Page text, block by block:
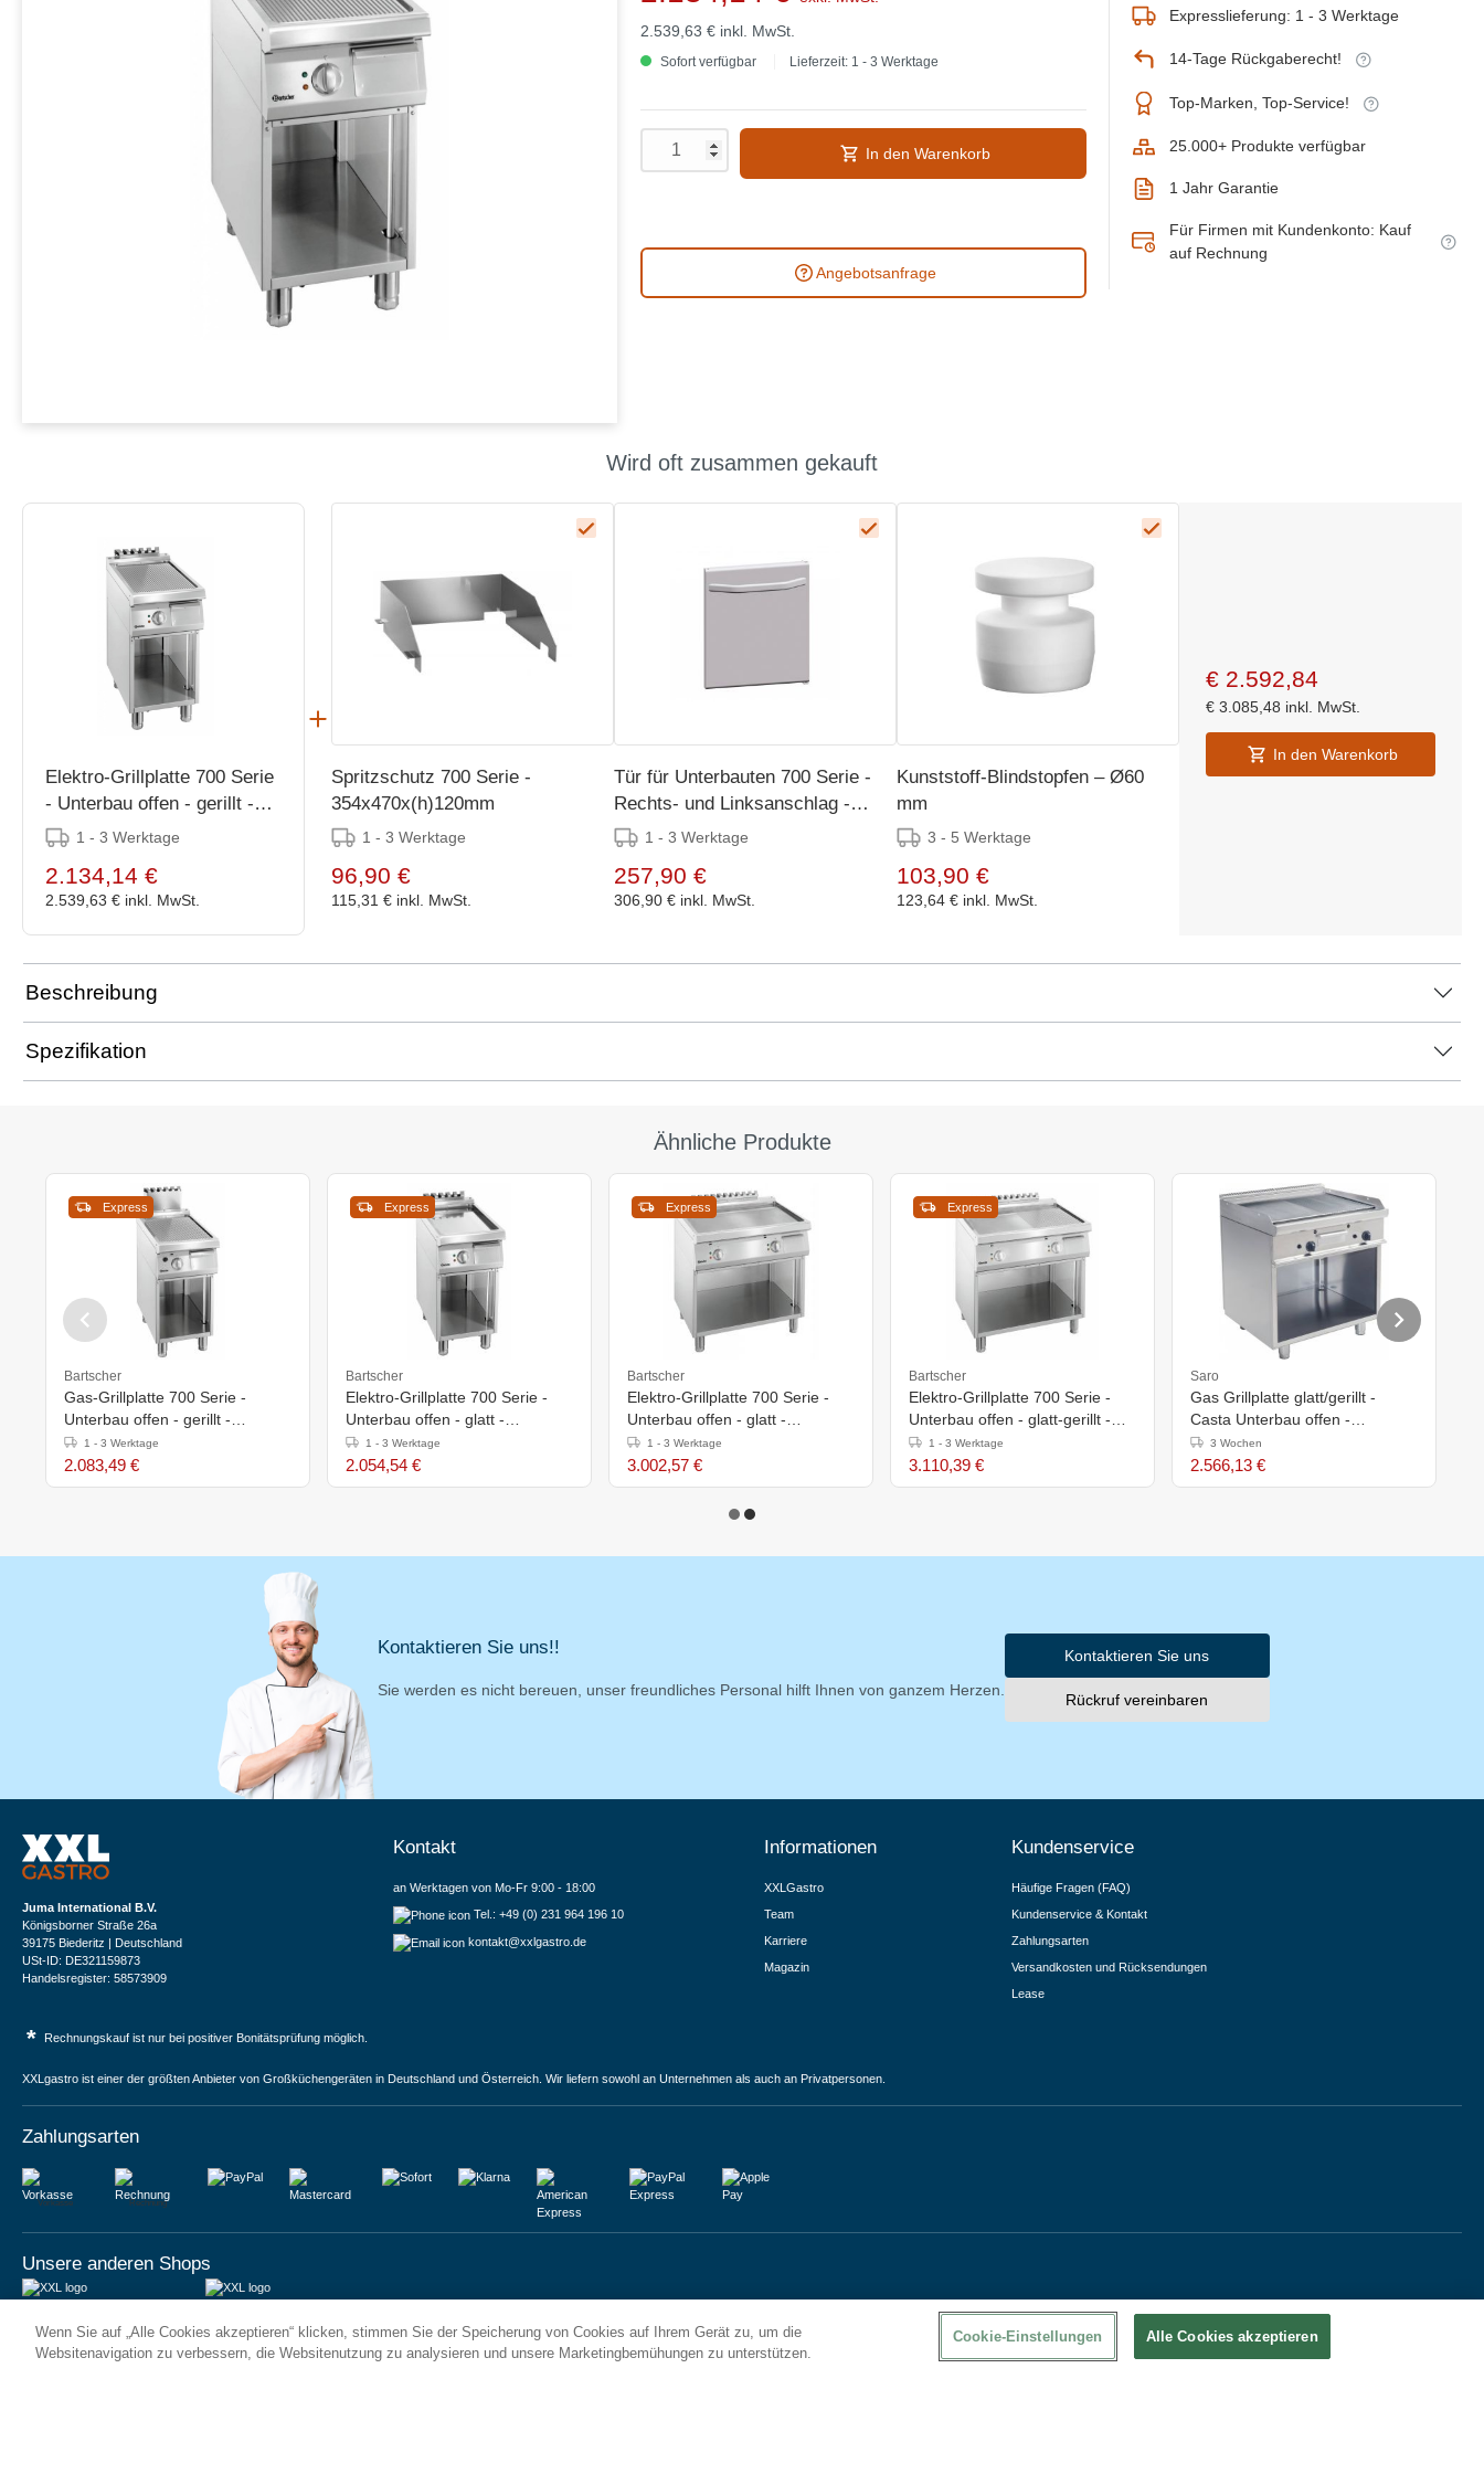
2.539,63 € inkl. MwSt.
Sofort verfügbar Lieferzeit: 1 - 3 Werktage
In den Warenkorb
Angebotsanfrage
Expresslieferung: 1 - 3 Werktage
14-Tage Rückgaberecht!
Top-Marken, Top-Service!
25.000+ Produkte verfügbar
1 Jahr Garantie
Für Firmen mit Kundenkonto: Kauf
auf Rechnung
Wird oft zusammen gekauft
Elektro-Grillplatte 700 Serie
- Unterbau offen - gerillt -
400x700x(h)850-900mm
1 - 3 Werktage
2.134,14 €
2.539,63 € inkl. MwSt.
Spritzschutz 700 Serie -
354x470x(h)120mm
1 - 3 Werktage
96,90 €
115,31 € inkl. MwSt.
Tür für Unterbauten 700 Serie -
Rechts- und Linksanschlag -
366x96x(h)456mm
1 - 3 Werktage
257,90 €
306,90 € inkl. MwSt.
Kunststoff-Blindstopfen – Ø60
mm
3 - 5 Werktage
103,90 €
123,64 € inkl. MwSt.
€ 2.592,84
€ 3.085,48 inkl. MwSt.
In den Warenkorb
Beschreibung
Spezifikation
Ähnliche Produkte
Express
Bartscher
Gas-Grillplatte 700 Serie -
Unterbau offen - gerillt -
400x700x(h)850-900mm
1 - 3 Werktage
2.083,49 €
Express
Bartscher
Elektro-Grillplatte 700 Serie -
Unterbau offen - glatt -
400x700x(h)850-900mm
1 - 3 Werktage
2.054,54 €
Express
Bartscher
Elektro-Grillplatte 700 Serie -
Unterbau offen - glatt -
800x700x(h)850-900mm
1 - 3 Werktage
3.002,57 €
Express
Bartscher
Elektro-Grillplatte 700 Serie -
Unterbau offen - glatt-gerillt -
800x700x(h)850-900mm
1 - 3 Werktage
3.110,39 €
Saro
Gas Grillplatte glatt/gerillt -
Casta Unterbau offen -
800x700x(h)850mm - 12kW
3 Wochen
2.566,13 €
Kontaktieren Sie uns!!
Sie werden es nicht bereuen, unser freundliches Personal hilft Ihnen von ganzem Herzen.
Kontaktieren Sie uns
Rückruf vereinbaren
Juma International B.V.
Königsborner Straße 26a
39175 Biederitz | Deutschland
USt-ID: DE321159873
Handelsregister: 58573909
Kontakt
an Werktagen von Mo-Fr 9:00 - 18:00
Tel.: +49 (0) 231 964 196 10
kontakt@xxlgastro.de
Informationen
XXLGastro
Team
Karriere
Magazin
Kundenservice
Häufige Fragen (FAQ)
Kundenservice & Kontakt
Zahlungsarten
Versandkosten und Rücksendungen
Lease
* Rechnungskauf ist nur bei positiver Bonitätsprüfung möglich.
XXLgastro ist einer der größten Anbieter von Großküchengeräten in Deutschland und Österreich. Wir liefern sowohl an Unternehmen als auch an Privatpersonen.
Zahlungsarten
Vorkasse Rechnung
Unsere anderen Shops
6 Rue des Bateliers
92110 Clichy | France
Vrijheidweg 34
1521RR Wormerveer | Nederland
Wenn Sie auf „Alle Cookies akzeptieren“ klicken, stimmen Sie der Speicherung von Cookies auf Ihrem Gerät zu, um die
Websitenavigation zu verbessern, die Websitenutzung zu analysieren und unsere Marketingbemühungen zu unterstützen.
Cookie-Einstellungen Alle Cookies akzeptieren